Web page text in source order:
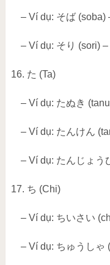
– Ví dụ: そば(soba)
– Ví dụ: そり (sori)
16. た (Ta)
– Ví dụ: たぬき
– Ví dụ: たんけん
– Ví dụ: たんじょう
17. ち (Chi)
– Ví dụ: ちいさい
– Ví dụ: ちゅうしゃ